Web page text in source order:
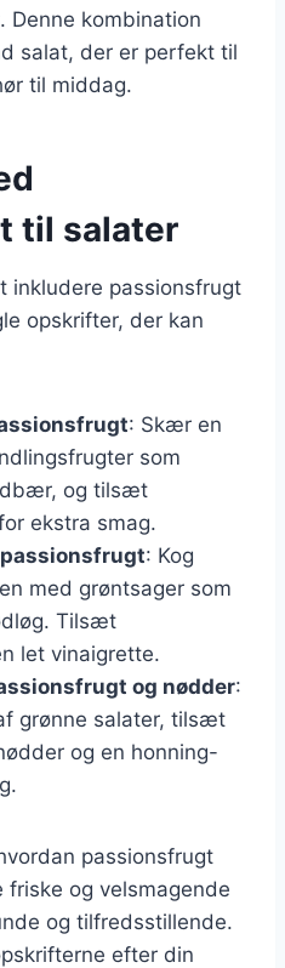
Denne kombination
salat, der er perfekt til
til middag.
til salater
inkludere passionsfrugt
opskrifter, der kan
: Skær en
som
og tilsæt
ekstra smag.
: Kog
med grøntsager som
Tilsæt
let vinaigrette.
og nødder:
grønne salater, tilsæt
og en honning-
passionsfrugt
og velsmagende
og tilfredsstillende.
efter din